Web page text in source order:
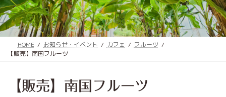
HOME お知らせ・イベント カフェ
フルーツ
【販売】南国フルーツ
【販売】南国フルーツ